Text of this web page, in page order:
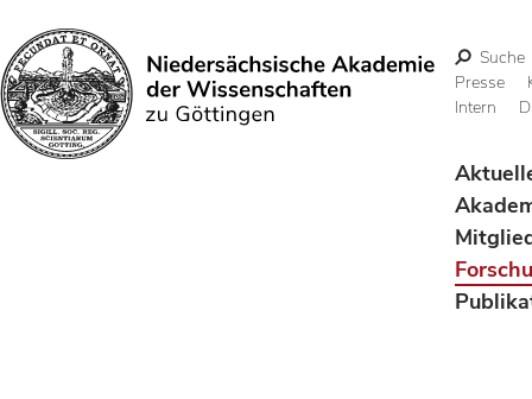
Suchen
Suche
Presse
Intern